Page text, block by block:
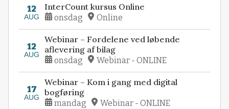
12
AUG
InterCount kursus Online
onsdag Online
12
AUG
Webinar – Fordelene ved løbende
aflevering af bilag
onsdag Webinar - ONLINE
17
AUG
Webinar – Kom i gang med digital
bogføring
mandag Webinar - ONLINE